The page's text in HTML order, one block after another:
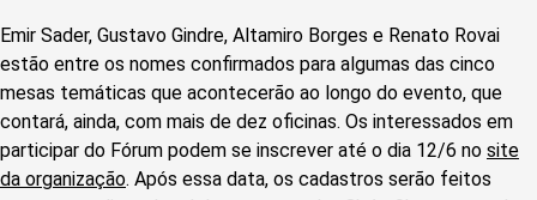
Emir Sader, Gustavo Gindre, Altamiro Borges e Renato Rovai
estão entre os nomes confirmados para algumas das cinco
mesas temáticas que acontecerão ao longo do evento, que
contará, ainda, com mais de dez oficinas. Os interessados em
participar do Fórum podem se inscrever até o dia 12/6 no site
da organização. Após essa data, os cadastros serão feitos